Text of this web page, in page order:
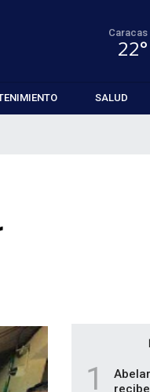
Caracas
22°
SALUD
1